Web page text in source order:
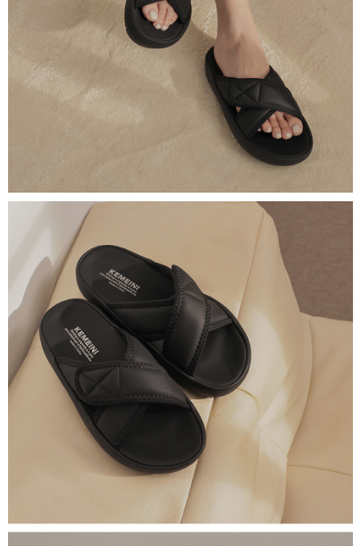
Untuk memenuhi hubungan kontrak yang terjalin melalui persetujuan
penggunaan OP Pay Later, peniaga akan memberikan maklumat peribadi
anda (termasuk nama, nombor telefon, atau alamat) kepada Syarikat bagi
tujuan pengumpulan, pemprosesan dan penggunaan data yang
diperlukan untuk pengebilan ansuran, termasuk pengesahan,
pengesahan semula dan pembetulan.
Untuk terma perkhidmatan penuh, sila rujuk pautan berikut:
" target="_blank" class="link revert-
style">https://oppay.tw/userRule
【Panduan Penggunaan Pembayaran Ansuran Gogo】
mudah alih boleh segera menggunakan tanpa perlu memohon lagi.
(Hanya untuk nombor langganan peribadi, tidak terbuka untuk syarikat
dan kad prabayar)
2. Pilihan kaedah pembayaran "Pembayaran Ansuran Gogo", selepas
pesanan ditubuhkan, akan secara automatik dialihkan ke proses
transaksi Gogo, selepas pengesahan nombor telefon, pilih bilangan
ansuran yang diingini, tarikh akhir pembayaran, dan setelah
mengesahkan pembayaran, transaksi akan selesai.
3. Jumlah kelulusan sebenar, bilangan ansuran dan jumlah bayaran
adalah berdasarkan halaman pengesahan transaksi seterusnya.
4. Dalam masa 30 minit selepas pesanan ditubuhkan, jika tidak pergi
untuk mengesahkan transaksi atau jika tidak lulus semakan, pesanan
akan dibatalkan secara automatik. Jika terdapat situasi "pindah untuk
semakan khusus" yang tidak lulus, ini menunjukkan bahawa sistem
penilaian tidak mencukupi, tiada penjelasan mengenai kandungan
penilaian boleh diberikan.
【Penerangan Kaedah Pembayaran】
1. Pembayaran ansuran tidak digabungkan dalam bil telekomunikasi,
"Pembayaran Ansuran Gogo" akan menghantar SMS peringatan
pembayaran selepas tarikh penyelesaian bulanan.
2. Melalui pautan SMS untuk membuka bil, anda boleh memilih untuk
membayar melalui "Kod bar kedai serbaneka / Kedai rasmi Taiwan
akan menggunakan data peribadi yang dikumpul (termasuk nama
pembeli, no. telefon, nama penerima, no. telefon, alamat penerima) untuk
penggunaan perkhidmatan. Sila rujuk kepada "Penyata Pengumpulan
Data Peribadi, Pemprosesan, Penggunaan"
(https://aftee.tw/privacypolicy/
) untuk maklumat lanjut.
Jumlah yang diperakui untuk pengguna kali pertama yang lulus
kelulusan boleh sehingga NT$10,000. Jika pengguna tidak membuat
pembayaran dalam tempoh tersebut, yuran pembayaran lewat sebanyak
20% setahun akan dikenakan. Pengguna bawah umur dikehendaki
mendapatkan kebenaran daripada ibu bapa atau penjaga yang sah
untuk menggunakan AFTEE.
Sila hubungi NP Taiwan Inc. dics_tw@netprotections.co.jpjika anda
mempunyai sebarang kebimbangan mengenai pemprosesan dan
penggunaan pada data peribadi. Jika anda tidak bersetuju dengan data
peribadi yang disenaraikan seperti di atas akan dikumpul dan digunakan
oleh AFTEE, sila jangan gunakan perkhidmatan ini.